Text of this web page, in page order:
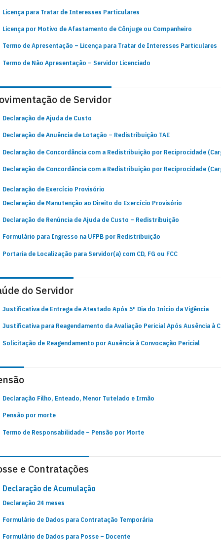
Licença para Tratar de Interesses Particulares
Licença por Motivo de Afastamento de Cônjuge ou Companheiro
Termo de Apresentação – Licença para Tratar de Interesses Particulares
Termo de Não Apresentação – Servidor Licenciado
de Servidor
Declaração de Ajuda de Custo
Declaração de Anuência de Lotação – Redistribuição TAE
Declaração de Concordância com a Redistribuição por Reciprocidade
Declaração de Concordância com a Redistribuição por Reciprocidade
Declaração de Exercício Provisório
Declaração de Manutenção ao Direito do Exercício Provisório
Declaração de Renúncia de Ajuda de Custo – Redistribuição
Formulário para Ingresso na UFPB por Redistribuição
Portaria de Localização para Servidor(a) com CD, FG ou FCC
do Servidor
Justificativa de Entrega de Atestado Após 5º Dia do Início da Vigência
Justificativa para Reagendamento da Avaliação Pericial Após Ausência à
Solicitação de Reagendamento por Ausência à Convocação Pericial
Declaração Filho, Enteado, Menor Tutelado e Irmão
Pensão por morte
Termo de Responsabilidade – Pensão por Morte
e Contratações
Declaração de Acumulação
Declaração 24 meses
Formulário de Dados para Contratação Temporária
Formulário de Dados para Posse – Docente